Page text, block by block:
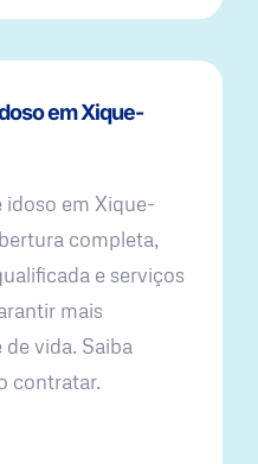
em Xique-
em Xique-
completa,
e serviços
mais
vida. Saiba
contratar.